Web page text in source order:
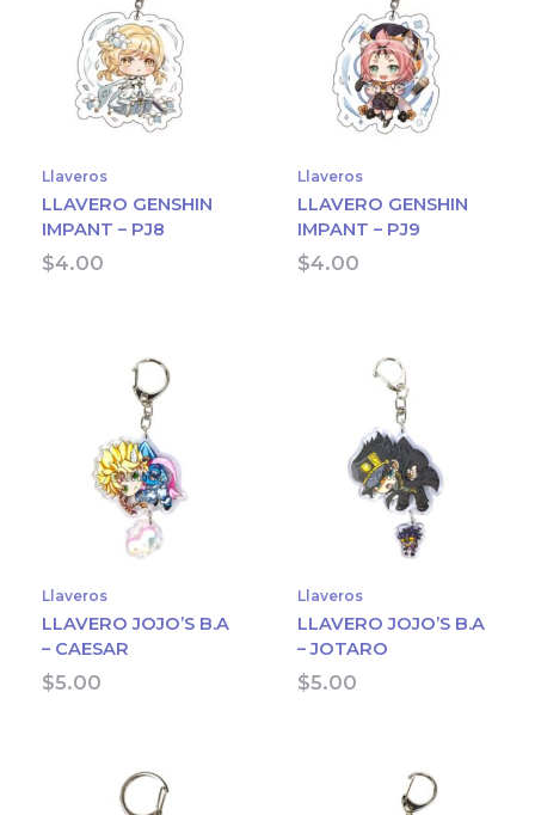
Llaveros
LLAVERO GENSHIN
IMPANT – PJ8
$4.00
Llaveros
LLAVERO GENSHIN
IMPANT – PJ9
$4.00
Llaveros
LLAVERO JOJO’S B.A
– CAESAR
$5.00
Llaveros
LLAVERO JOJO’S B.A
– JOTARO
$5.00